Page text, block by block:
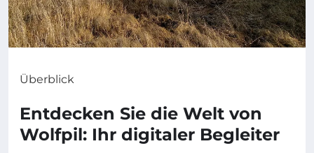
Überblick
Entdecken Sie die Welt von
Wolfpil: Ihr digitaler Begleiter